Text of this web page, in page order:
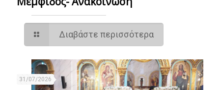
Διαβάστε περισσότερα
31/07/2026